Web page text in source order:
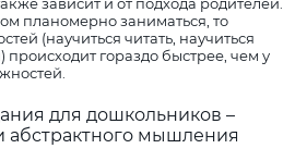
планомерно заниматься, то
(научиться читать, научиться
гораздо быстрее, чем у
для дошкольников –
абстрактного мышления